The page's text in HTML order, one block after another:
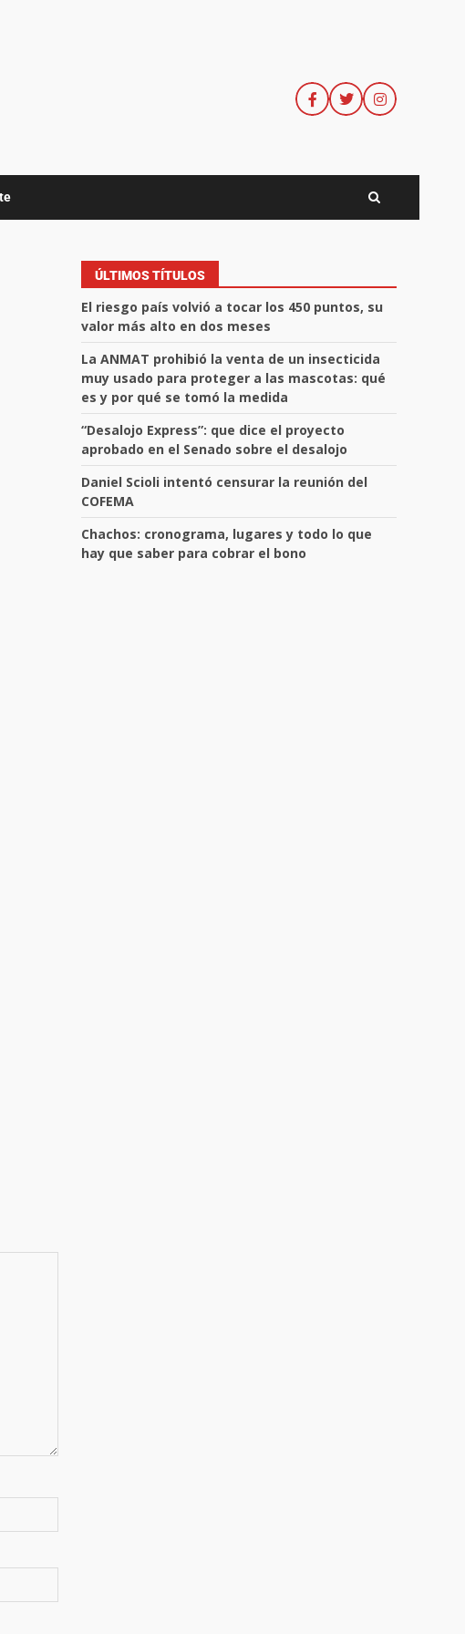
ÚLTIMOS TÍTULOS
El riesgo país volvió a tocar los 450 puntos, su
valor más alto en dos meses
La ANMAT prohibió la venta de un insecticida
muy usado para proteger a las mascotas: qué
es y por qué se tomó la medida
“Desalojo Express”: que dice el proyecto
aprobado en el Senado sobre el desalojo
Daniel Scioli intentó censurar la reunión del
COFEMA
Chachos: cronograma, lugares y todo lo que
hay que saber para cobrar el bono